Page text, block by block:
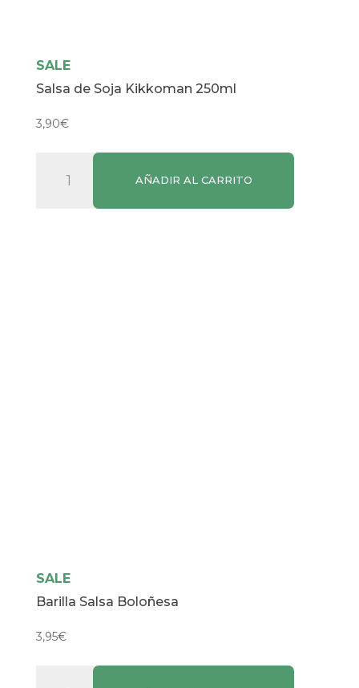
SALE
Salsa de Soja Kikkoman 250ml
3,90€
AÑADIR AL CARRITO
SALE
Barilla Salsa Boloñesa
3,95€